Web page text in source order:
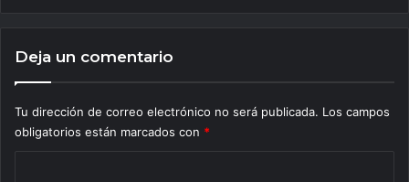
Deja un comentario
Tu dirección de correo electrónico no será publicada. Los campos
obligatorios están marcados con *